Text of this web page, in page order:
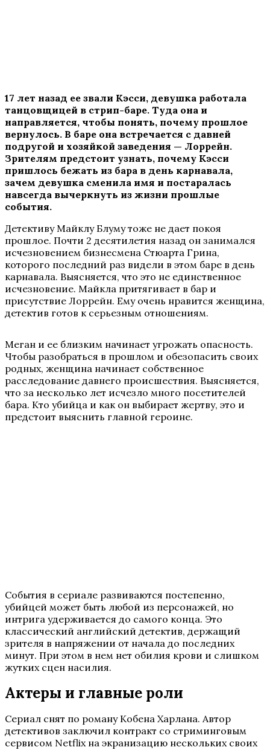
17 лет назад ее звали Кэсси, девушка работала
танцовщицей в стрип-баре. Туда она и
направляется, чтобы понять, почему прошлое
вернулось. В баре она встречается с давней
подругой и хозяйкой заведения — Лоррейн.
Зрителям предстоит узнать, почему Кэсси
пришлось бежать из бара в день карнавала,
зачем девушка сменила имя и постаралась
навсегда вычеркнуть из жизни прошлые
события.
Детективу Майклу Блуму тоже не дает покоя
прошлое. Почти 2 десятилетия назад он занимался
исчезновением бизнесмена Стюарта Грина,
которого последний раз видели в этом баре в день
карнавала. Выясняется, что это не единственное
исчезновение. Майкла притягивает в бар и
присутствие Лоррейн. Ему очень нравится женщина,
детектив готов к серьезным отношениям.
Меган и ее близким начинает угрожать опасность.
Чтобы разобраться в прошлом и обезопасить своих
родных, женщина начинает собственное
расследование давнего происшествия. Выясняется,
что за несколько лет исчезло много посетителей
бара. Кто убийца и как он выбирает жертву, это и
предстоит выяснить главной героине.
События в сериале развиваются постепенно,
убийцей может быть любой из персонажей, но
интрига удерживается до самого конца. Это
классический английский детектив, держащий
зрителя в напряжении от начала до последних
минут. При этом в нем нет обилия крови и слишком
жутких сцен насилия.
Актеры и главные роли
Сериал снят по роману Кобена Харлана. Автор
детективов заключил контракт со стриминговым
сервисом Netflix на экранизацию нескольких своих